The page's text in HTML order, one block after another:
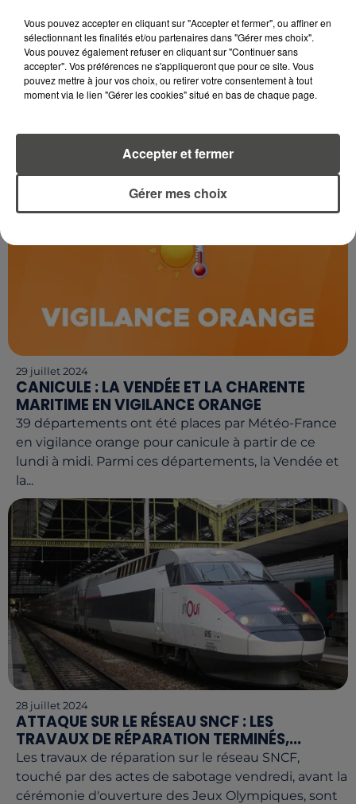
30 juillet 2024
PRISON FERME POUR L'AUTEUR DE LA COURSE
POURSUITE AUX SABLES-D'OLONNE
été condamné à cinq ans de prison ferme ce lundi.
29 juillet 2024
CANICULE : LA VENDÉE ET LA CHARENTE
MARITIME EN VIGILANCE ORANGE
39 départements ont été places par Météo-France
en vigilance orange pour canicule à partir de ce
lundi à midi. Parmi ces départements, la Vendée et
la...
28 juillet 2024
ATTAQUE SUR LE RÉSEAU SNCF : LES
TRAVAUX DE RÉPARATION TERMINÉS,...
Les travaux de réparation sur le réseau SNCF,
touché par des actes de sabotage vendredi, avant la
cérémonie d'ouverture des Jeux Olympiques, sont
Vous pouvez accepter en cliquant sur "Accepter et fermer", ou affiner en
sélectionnant les finalités et/ou partenaires dans "Gérer mes choix".
Vous pouvez également refuser en cliquant sur "Continuer sans
accepter". Vos préférences ne s'appliqueront que pour ce site. Vous
pouvez mettre à jour vos choix, ou retirer votre consentement à tout
moment via le lien "Gérer les cookies" situé en bas de chaque page.
Gérer mes choix
Accepter et fermer